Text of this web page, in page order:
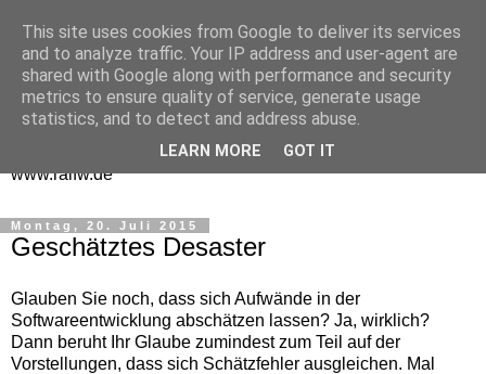
One Man Think Tank
Gedanken
Spontanes und Überlegtes aus meinem "Denkraum" -
www.ralfw.de
Montag, 20. Juli 2015
Geschätztes Desaster
Glauben Sie noch, dass sich Aufwände in der
Softwareentwicklung abschätzen lassen? Ja, wirklich?
Dann beruht Ihr Glaube zumindest zum Teil auf der
Vorstellungen, dass sich Schätzfehler ausgleichen. Mal
This site uses cookies from Google to deliver its services
and to analyze traffic. Your IP address and user-agent are
shared with Google along with performance and security
metrics to ensure quality of service, generate usage
statistics, and to detect and address abuse.
LEARN MORE GOT IT